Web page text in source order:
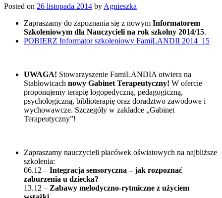
Posted on 26 listopada 2014 byAgnieszka
Zapraszamy do zapoznania się z nowym Informatorem
Szkoleniowym dla Nauczycieli na rok szkolny 2014/15.
POBIERZ Informator szkoleniowy FamiLANDII 2014_15
UWAGA! Stowarzyszenie FamiLANDIA otwiera na
Stabłowicach nowy Gabinet Terapeutyczny! W ofercie
proponujemy terapię logopedyczną, pedagogiczną,
psychologiczną, biblioterapię oraz doradztwo zawodowe i
wychowawcze. Szczegóły w zakładce „Gabinet
Terapeutyczny”!
Zapraszamy nauczycieli placówek oświatowych na najbliższe
szkolenia:
06.12 – Integracja sensoryczna – jak rozpoznać
zaburzenia u dziecka?
13.12 – Zabawy melodyczno-rytmiczne z użyciem